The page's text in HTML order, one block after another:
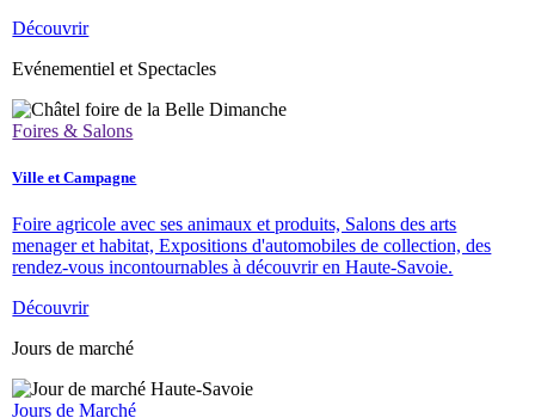
Découvrir
Evénementiel et Spectacles
Foires & Salons
Ville et Campagne
Foire agricole avec ses animaux et produits, Salons des arts
menager et habitat, Expositions d'automobiles de collection, des
rendez-vous incontournables à découvrir en Haute-Savoie.
Découvrir
Jours de marché
Jours de Marché